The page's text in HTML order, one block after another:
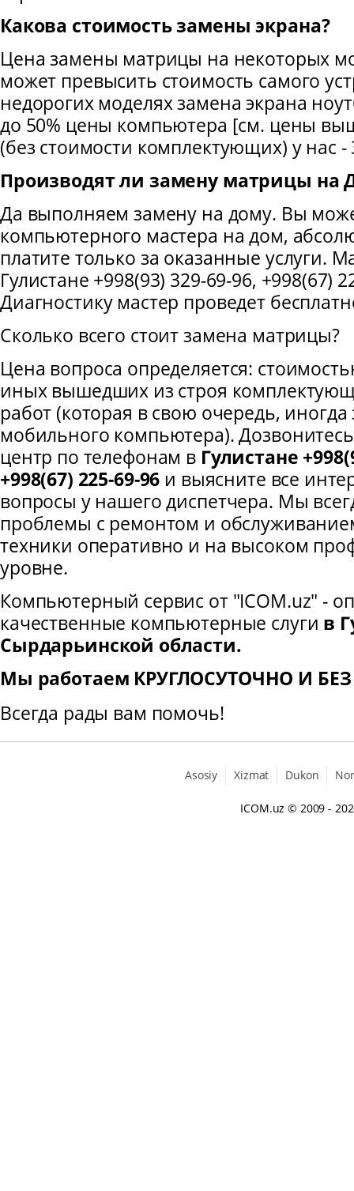
Какова стоимость замены экрана?
Цена замены матрицы на некоторых
может превысить стоимость самого
недорогих моделях замена экрана
до 50% цены компьютера [см. цены
(без стоимости комплектующих) у нас -
Производят ли замену матрицы на
Да выполняем замену на дому. Вы
компьютерного мастера на дом,
платите только за оказанные услуги.
Гулистане +998(93) 329-69-96, +998(67)
Диагностику мастер проведет
Сколько всего стоит замена матрицы?
Цена вопроса определяется:
иных вышедших из строя
работ (которая в свою очередь,
мобильного компьютера).
центр по телефонам в Гулистане
+998(67) 225-69-96 и выясните все
вопросы у нашего диспетчера. Мы
проблемы с ремонтом и
техники оперативно и на высоком
уровне.
Компьютерный сервис от "ICOM.uz" -
качественные компьютерные слуги в
Сырдарьинской области.
Мы работаем КРУГЛОСУТОЧНО И
Всегда рады вам помочь!
Asosiy Xizmat Dukon
ICOM.uz © 2009 -